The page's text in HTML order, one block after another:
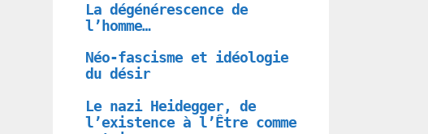
La dégénérescence de
l’homme…
Néo-fascisme et idéologie
du désir
Le nazi Heidegger, de
l’existence à l’Être comme